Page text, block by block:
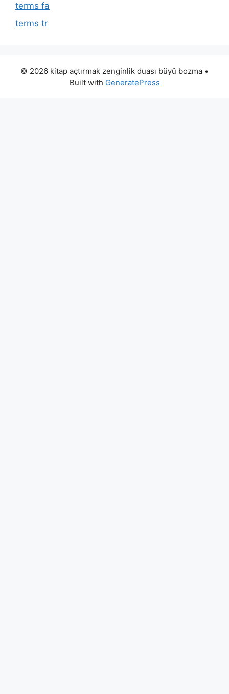
terms fa
terms tr
© 2026 kitap açtırmak zenginlik duası büyü bozma •
Built with GeneratePress